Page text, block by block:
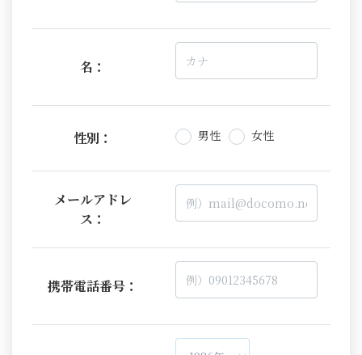
名：
性別： 男性 女性
メールアドレ
ス：
携帯電話番号：